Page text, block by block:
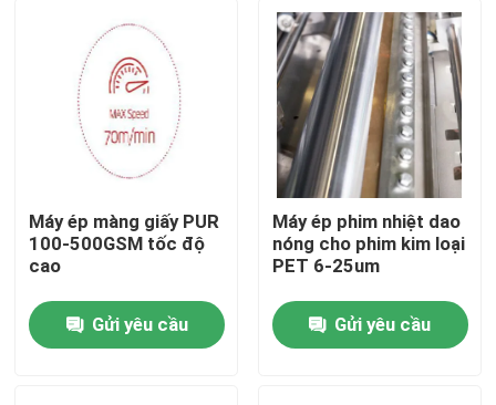
Sản phẩm
Về chúng tôi
Chuyến tham quan nhà máy
Kiểm soát chất lượng
Liên hệ với chúng tôi
Máy ép màng giấy PUR
100-500GSM tốc độ
cao
Gửi yêu cầu
Máy ép phim nhiệt dao
nóng cho phim kim loại
PET 6-25um
Gửi yêu cầu